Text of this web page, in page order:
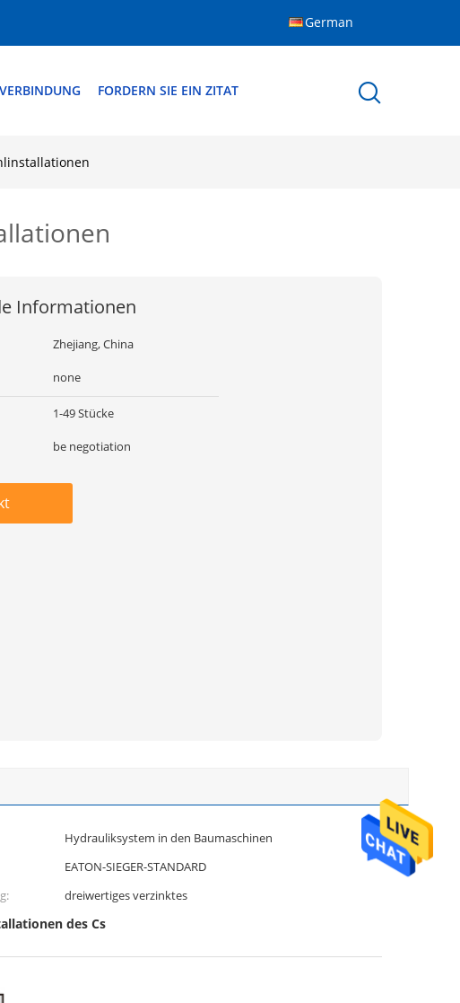
German
FORDERN SIE EIN ZITAT
Informationen
Zhejiang, China
none
1-49 Stücke
be negotiation
Hydrauliksystem in den Baumaschinen
EATON-SIEGER-STANDARD
dreiwertiges verzinktes
des Cs